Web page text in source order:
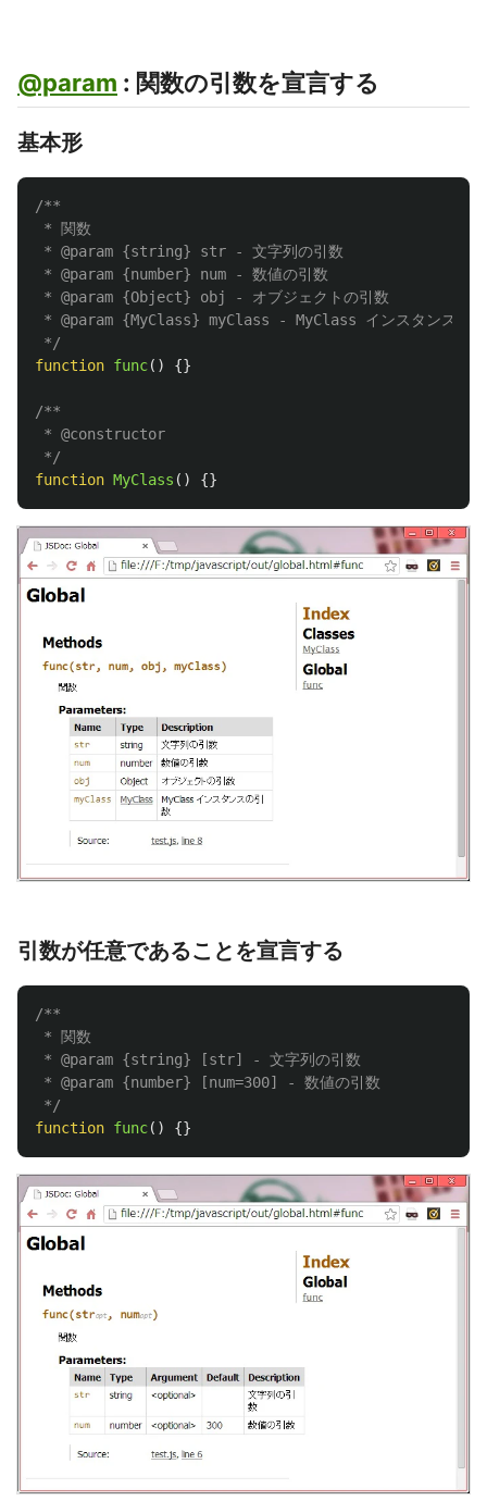
@param : 関数の引数を宣言する
基本形
/**
* 関数
* @param {string} str - 文字列の引数
* @param {number} num - 数値の引数
* @param {Object} obj - オブジェクトの引数
* @param {MyClass} myClass - MyClass インスタンスの
*/
function func() {}
/**
* @constructor
*/
function MyClass () {}
引数が任意であることを宣言する
/**
* 関数
* @param {string} [str] - 文字列の引数
* @param {number} [num=300] - 数値の引数
*/
function func() {}